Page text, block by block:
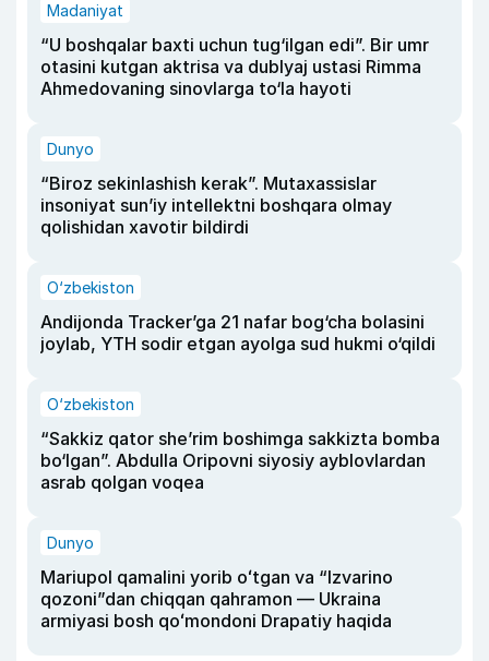
Madaniyat
“U boshqalar baxti uchun tug‘ilgan edi”. Bir umr
otasini kutgan aktrisa va dublyaj ustasi Rimma
Ahmedovaning sinovlarga to‘la hayoti
Dunyo
“Biroz sekinlashish kerak”. Mutaxassislar
insoniyat sun’iy intellektni boshqara olmay
qolishidan xavotir bildirdi
O‘zbekiston
Andijonda Tracker’ga 21 nafar bog‘cha bolasini
joylab, YTH sodir etgan ayolga sud hukmi o‘qildi
O‘zbekiston
“Sakkiz qator she’rim boshimga sakkizta bomba
bo‘lgan”. Abdulla Oripovni siyosiy ayblovlardan
asrab qolgan voqea
Dunyo
Mariupol qamalini yorib oʻtgan va “Izvarino
qozoni”dan chiqqan qahramon — Ukraina
armiyasi bosh qoʻmondoni Drapatiy haqida